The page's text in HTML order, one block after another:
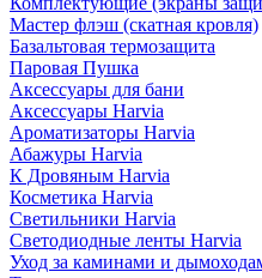
Мастер флэш (скатная кровля)
Базальтовая термозащита
Паровая Пушка
Аксессуары для бани
Аксессуары Harvia
Ароматизаторы Harvia
Абажуры Harvia
К Дровяным Harvia
Косметика Harvia
Светильники Harvia
Светодиодные ленты Harvia
Уход за каминами и